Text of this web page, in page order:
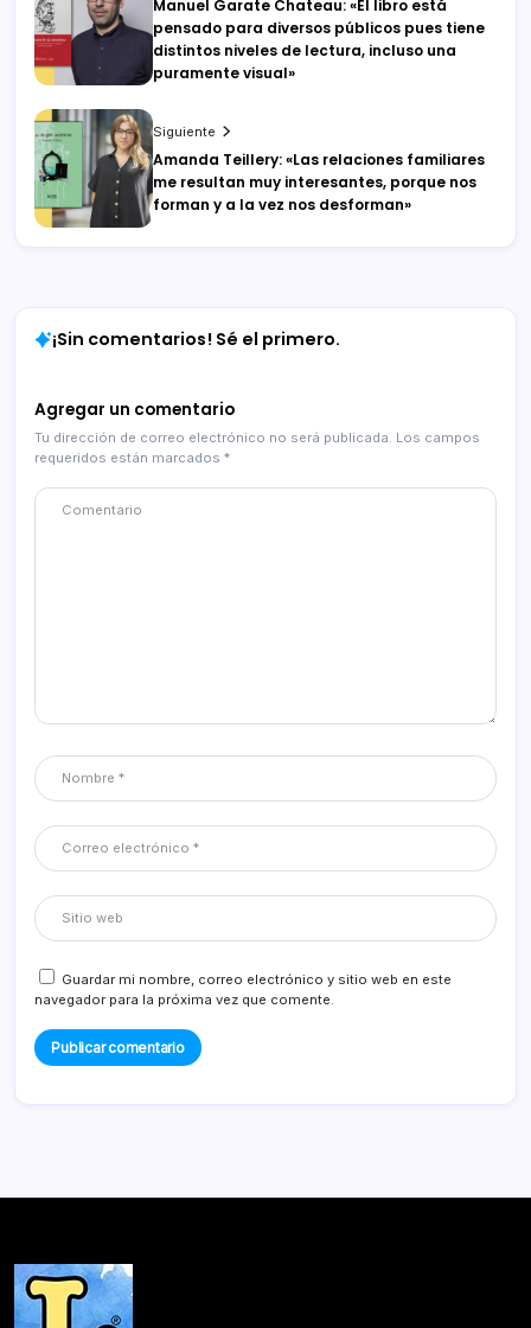
Manuel Garate Chateau: «El libro está
pensado para diversos públicos pues tiene
distintos niveles de lectura, incluso una
puramente visual»
Siguiente
Amanda Teillery: «Las relaciones familiares
me resultan muy interesantes, porque nos
forman y a la vez nos desforman»
¡Sin comentarios! Sé el primero.
Agregar un comentario
Tu dirección de correo electrónico no será publicada. Los campos
requeridos están marcados *
Guardar mi nombre, correo electrónico y sitio web en este
navegador para la próxima vez que comente.